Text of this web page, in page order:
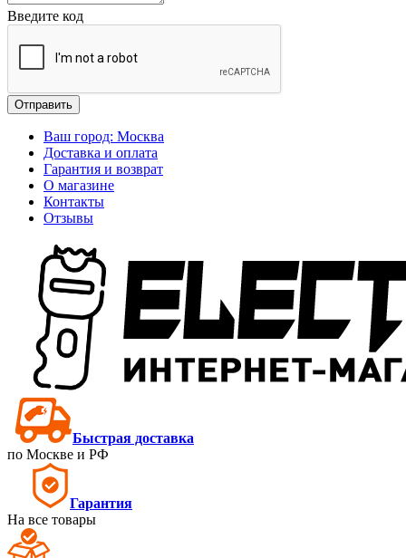
Введите код
Отправить
Ваш город: Москва
Доставка и оплата
Гарантия и возврат
О магазине
Контакты
Отзывы
Быстрая доставка
по Москве и РФ
Гарантия
На все товары